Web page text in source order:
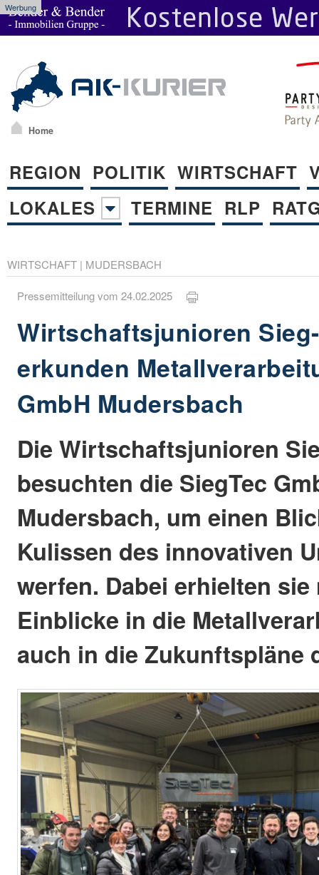
Werbung
Home
REGION POLITIK WIRTSCHAFT
LOKALES
TERMINE RLP
WIRTSCHAFT | MUDERSBACH
Pressemitteilung vom 24.02.2025
Wirtschaftsjunioren
erkunden
GmbH Mudersbach
Die Wirtschaftsjunioren
besuchten die SiegTec
Mudersbach, um einen
Kulissen des innovativen
werfen. Dabei erhielten
Einblicke in die
auch in die Zukunftspläne